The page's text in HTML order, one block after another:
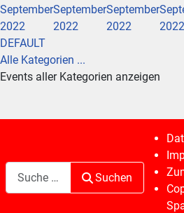
September
2022
September
2022
September
2022
2022
DEFAULT
Alle Kategorien ...
Events aller Kategorien anzeigen
Suchen